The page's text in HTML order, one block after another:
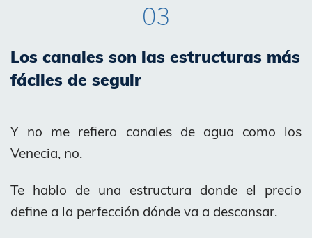
03
Los canales son las estructuras más
fáciles de seguir
Y no me refiero canales de agua como los
Venecia, no.
Te hablo de una estructura donde el precio
define a la perfección dónde va a descansar.